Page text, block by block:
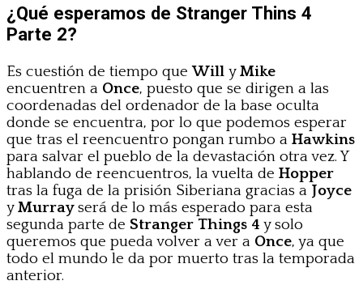
¿Qué esperamos de Stranger Thins 4
Parte 2?
Es cuestión de tiempo queWill yMike
encuentren a Once, puesto que se dirigen a las
coordenadas del ordenador de la base oculta
donde se encuentra, por lo que podemos esperar
que tras el reencuentro pongan rumbo a Hawkins
para salvar el pueblo de la devastación otra vez. Y
hablando de reencuentros, la vuelta de Hopper
tras la fuga de la prisión Siberiana gracias a Joyce
yMurrayserá de lo más esperado para esta
segunda parte de Stranger Things 4 y solo
queremos que pueda volver a ver a Once, ya que
todo el mundo le da por muerto tras la temporada
anterior.